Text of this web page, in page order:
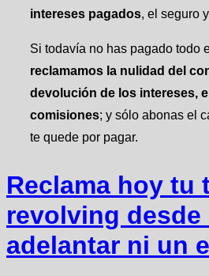
intereses pagados, el seguro
Si todavía no has pagado todo
reclamamos la nulidad del
devolución de los intereses,
comisiones; y sólo abonas el
te quede por pagar.
Reclama hoy tu
revolving desde
adelantar ni un